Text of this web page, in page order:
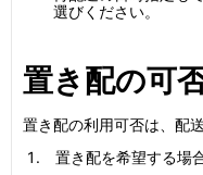
選びください。
置き配の可
置き配の利用可否は、配
置き配を希望する場